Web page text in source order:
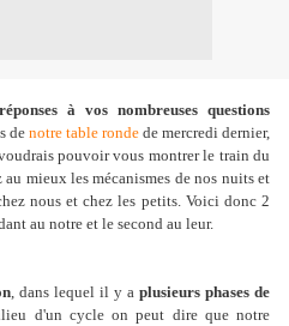
réponses à vos nombreuses questions
de notre table ronde de mercredi dernier,
pouvoir vous montrer le train du
mieux les mécanismes de nos nuits et
nous et chez les petits. Voici donc 2
au notre et le second au leur.
, dans lequel il y a plusieurs phases de
d'un cycle on peut dire que notre